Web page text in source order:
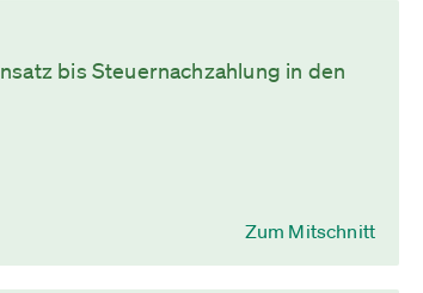
bis Steuernachzahlung in den
Zum Mitschnitt